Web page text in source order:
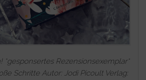
*gesponsertes Rezensionsexemplar*
Schritte Autor: Jodi Picoult Verlag: